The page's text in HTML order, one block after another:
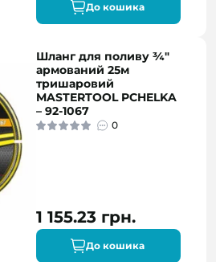
До кошика
Шланг для поливу ¾"
армований 25м
тришаровий
MASTERTOOL PCHELKA
– 92-1067
0
1 155.23 грн.
До кошика